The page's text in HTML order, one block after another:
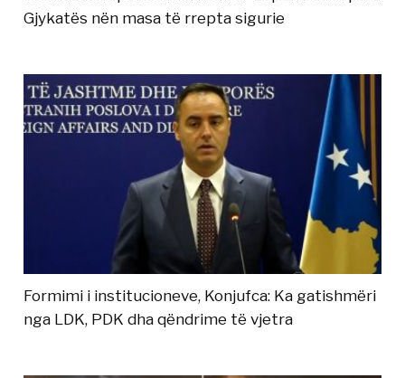
Gjykatës nën masa të rrepta sigurie
Formimi i institucioneve, Konjufca: Ka gatishmëri
nga LDK, PDK dha qëndrime të vjetra